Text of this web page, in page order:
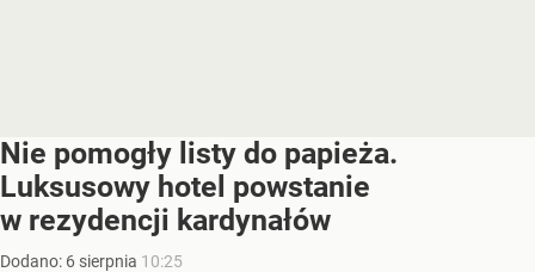
Nie pomogły listy do papieża.
Luksusowy hotel powstanie
w rezydencji kardynałów
Dodano: 6 sierpnia 10:25